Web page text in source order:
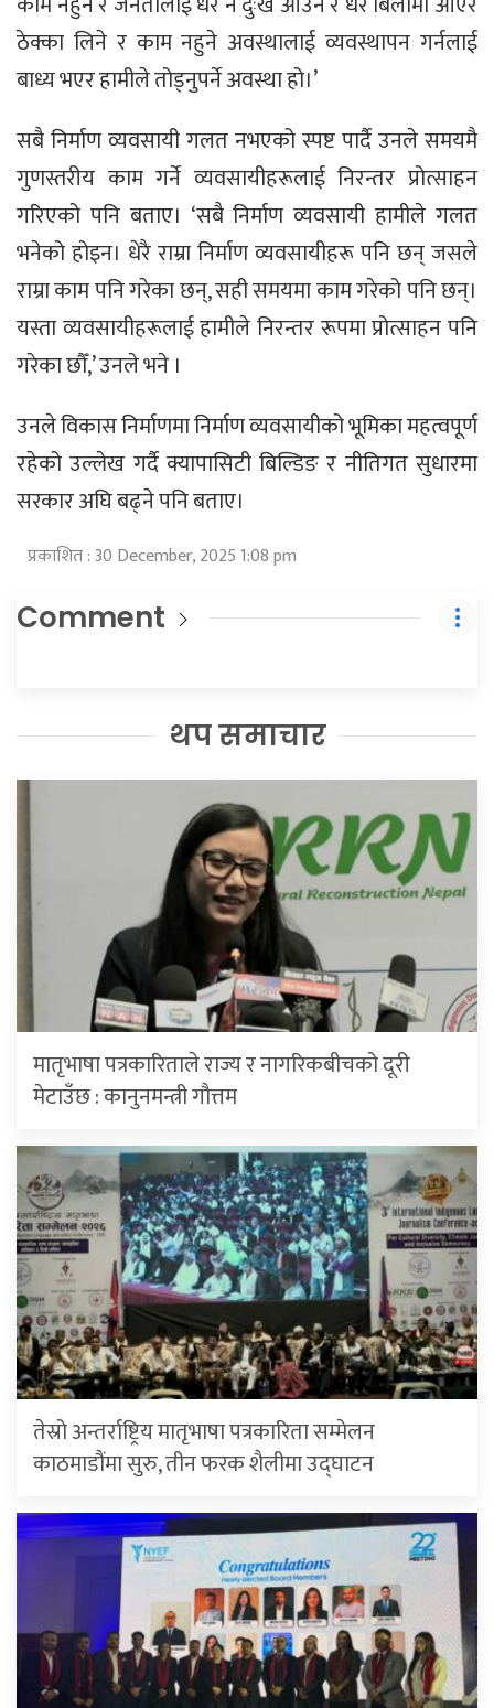
ठेक्का लिने र काम नहुने अवस्थालाई व्यवस्थापन गर्नलाई
बाध्य भएर हामीले तोड्नुपर्ने अवस्था हो।’
सबै निर्माण व्यवसायी गलत नभएको स्पष्ट पार्दै उनले समयमै
गुणस्तरीय काम गर्ने व्यवसायीहरूलाई निरन्तर प्रोत्साहन
गरिएको पनि बताए। ‘सबै निर्माण व्यवसायी हामीले गलत
भनेको होइन। धेरै राम्रा निर्माण व्यवसायीहरू पनि छन् जसले
राम्रा काम पनि गरेका छन्, सही समयमा काम गरेको पनि छन्।
यस्ता व्यवसायीहरूलाई हामीले निरन्तर रूपमा प्रोत्साहन पनि
गरेका छौँ,’ उनले भने ।
उनले विकास निर्माणमा निर्माण व्यवसायीको भूमिका महत्वपूर्ण
रहेको उल्लेख गर्दै क्यापासिटी बिल्डिङ र नीतिगत सुधारमा
सरकार अघि बढ्ने पनि बताए।
प्रकाशित : 30 December, 2025 1:08 pm
Comment
थप समाचार
मातृभाषा पत्रकारिताले राज्य र नागरिकबीचको दूरी
मेटाउँछ : कानुनमन्त्री गौत्तम
तेस्रो अन्तर्राष्ट्रिय मातृभाषा पत्रकारिता सम्मेलन
काठमाडौंमा सुरु, तीन फरक शैलीमा उद्घाटन